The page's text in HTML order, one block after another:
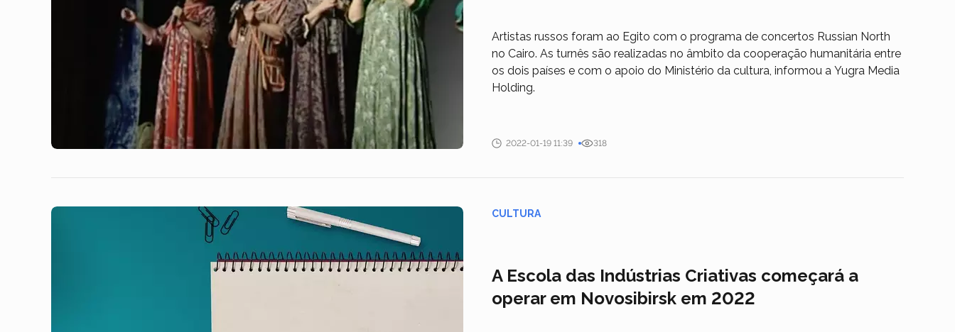
Artistas russos foram ao Egito com o programa de concertos Russian North
no Cairo. As turnês são realizadas no âmbito da cooperação humanitária entre
os dois países e com o apoio do Ministério da cultura, informou a Yugra Media
Holding.
2022-01-19 11:39 318
CULTURA
A Escola das Indústrias Criativas começará a
operar em Novosibirsk em 2022